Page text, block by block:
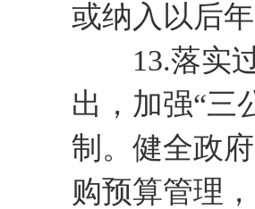
或纳入以后
13.落实过“
出，加强“三
制。健全政
购预算管理